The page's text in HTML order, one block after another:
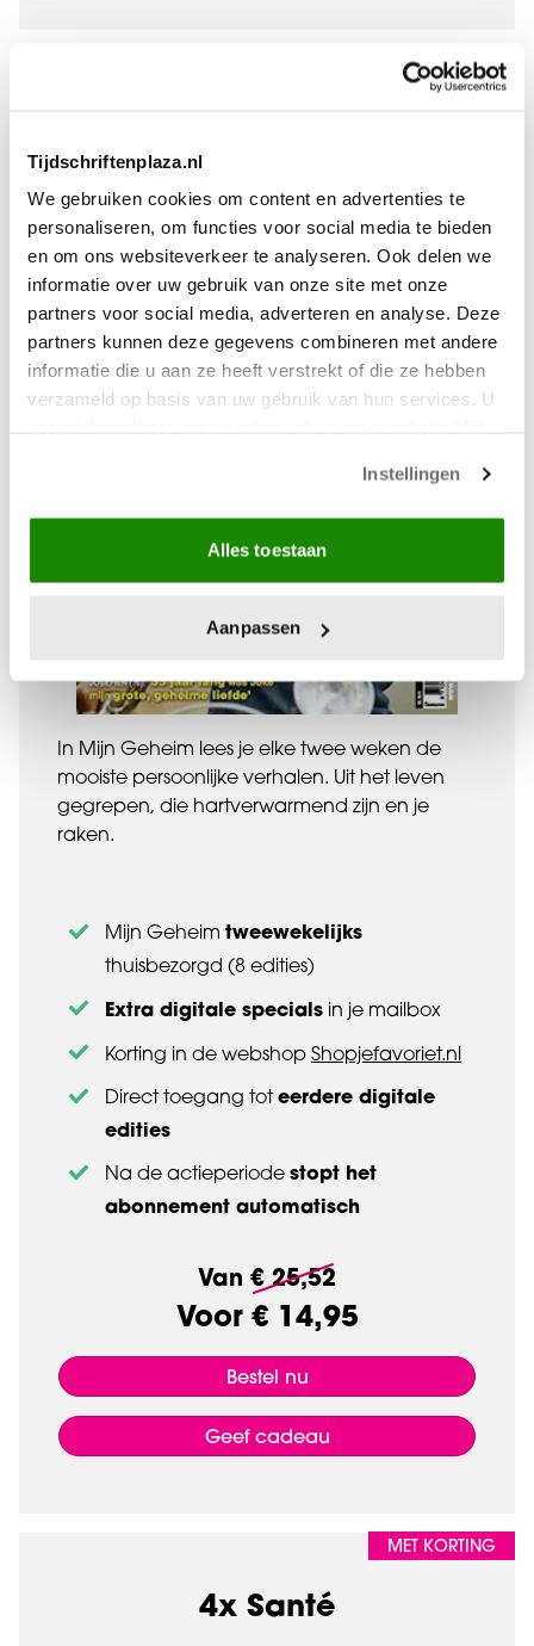
Tijdschriftenplaza.nl
We gebruiken cookies om content en advertenties te
personaliseren, om functies voor social media te bieden
en om ons websiteverkeer te analyseren. Ook delen we
informatie over uw gebruik van onze site met onze
partners voor social media, adverteren en analyse. Deze
partners kunnen deze gegevens combineren met andere
informatie die u aan ze heeft verstrekt of die ze hebben
verzameld op basis van uw gebruik van hun services. U
Instellingen
Alles toestaan
Aanpassen
MET KORTING
In Mijn Geheim lees je elke twee weken de
mooiste persoonlijke verhalen. Uit het leven
gegrepen, die hartverwarmend zijn en je
raken.
Mijn Geheim tweewekelijks
thuisbezorgd (8 edities)
Extra digitale specials in je mailbox
Korting in de webshop Shopjefavoriet.nl
Direct toegang toteerdere digitale
edities
Na de actieperiode stopt het
abonnement automatisch
Van € 25,52
Voor € 14,95
Bestel nu
Geef cadeau
MET KORTING
4x Santé